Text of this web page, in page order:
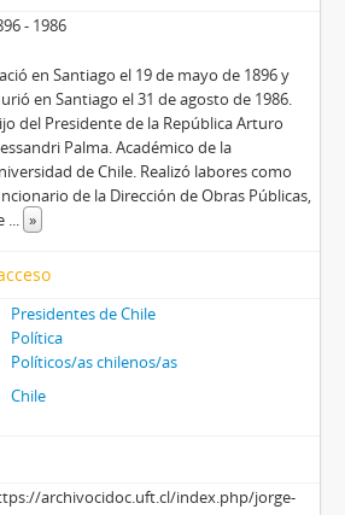
- 1986
en Santiago el 19 de mayo de 1896 y
en Santiago el 31 de agosto de 1986.
del Presidente de la República Arturo
Palma. Académico de la
de Chile. Realizó labores como
de la Dirección de Obras Públicas,
... »
Presidentes de Chile
Política
Políticos/as chilenos/as
Chile
archivocidoc.uft.cl/index.php/jorge-